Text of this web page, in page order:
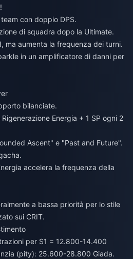
con doppio DPS.
di squadra dopo la Ultimate.
ma aumenta la frequenza dei turni.
in un amplificatore di danni per
bilanciate.
Energia + 1 SP ogni 2
Ascent" e "Past and Future".
accelera la frequenza della
a bassa priorità per lo stile
sui CRIT.
per S1 = 12.800-14.400
(pity): 25.600-28.800 Giada.